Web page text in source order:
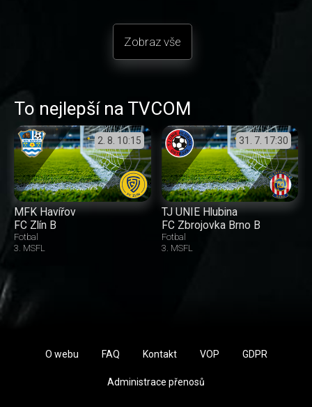
Zobraz vše
To nejlepší na TVCOM
2. 8. 10:15
MFK Havířov
FC Zlín B
Fotbal
3. MSFL
31. 7. 17:30
TJ UNIE Hlubina
FC Zbrojovka Brno B
Fotbal
3. MSFL
O webu FAQ Kontakt VOP GDPR
Administrace přenosů